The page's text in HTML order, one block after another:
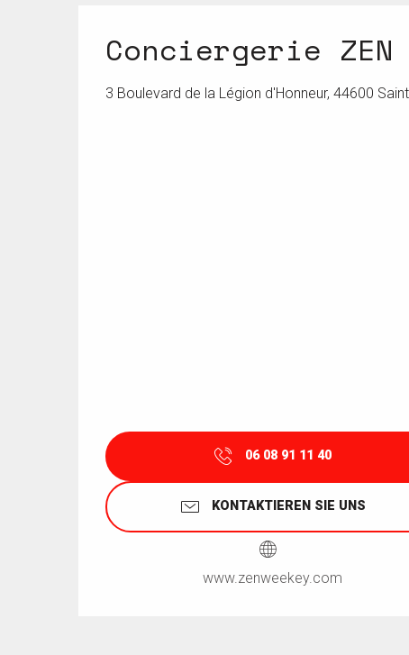
Conciergerie ZEN
3 Boulevard de la Légion d'Honneur, 44600
06 08 91 11 40
KONTAKTIEREN SIE UNS
www.zenweekey.com